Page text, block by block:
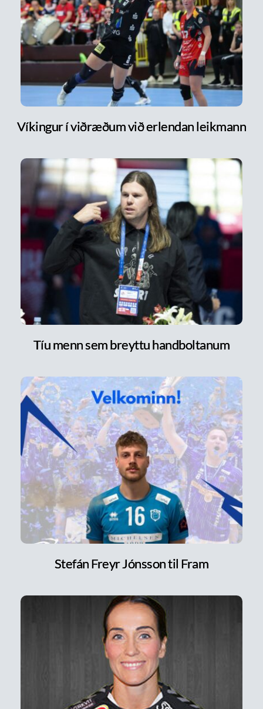
Víkingur í viðræðum við erlendan leikmann
Tíu menn sem breyttu handboltanum
Stefán Freyr Jónsson til Fram